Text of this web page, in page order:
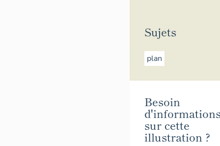
Sujets
plan
Besoin
sur cette
illustration ?